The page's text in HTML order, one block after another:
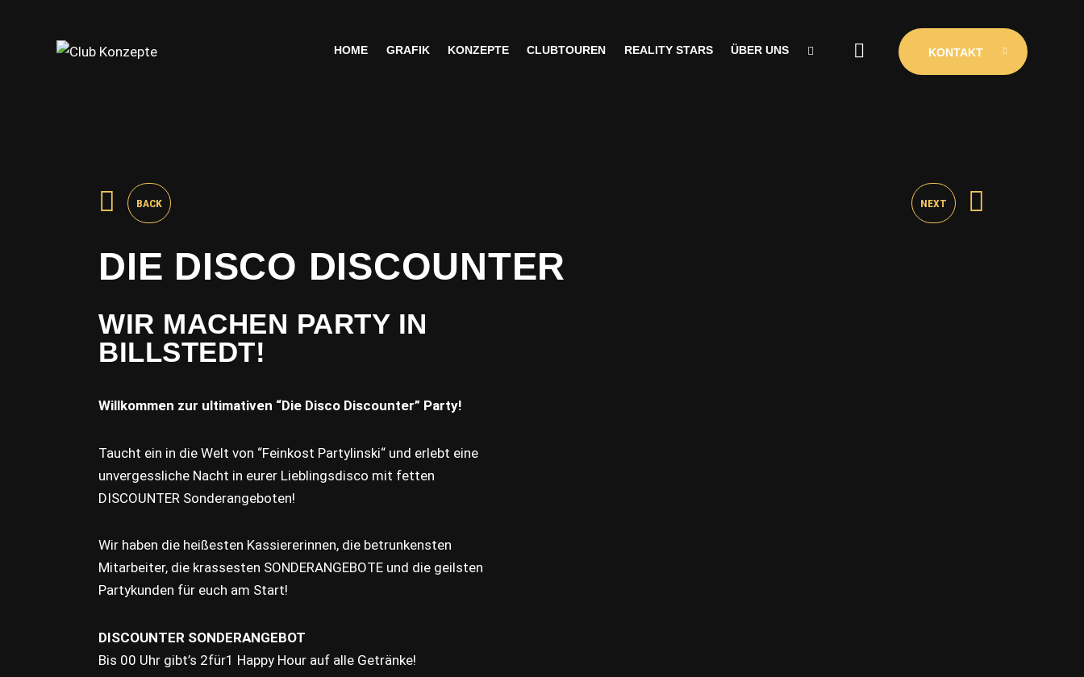
HOME GRAFIK KONZEPTE CLUBTOUREN REALITY STARS ÜBER UNS KONTAKT
BACK NEXT
DIE DISCO DISCOUNTER
WIR MACHEN PARTY IN
BILLSTEDT!
Willkommen zur ultimativen “Die Disco Discounter” Party!
Taucht ein in die Welt von “Feinkost Partylinski“ und erlebt eine
unvergessliche Nacht in eurer Lieblingsdisco mit fetten
DISCOUNTER Sonderangeboten!
Wir haben die heißesten Kassiererinnen, die betrunkensten
Mitarbeiter, die krassesten SONDERANGEBOTE und die geilsten
Partykunden für euch am Start!
DISCOUNTER SONDERANGEBOT
Bis 00 Uhr gibt’s 2für1 Happy Hour auf alle Getränke!